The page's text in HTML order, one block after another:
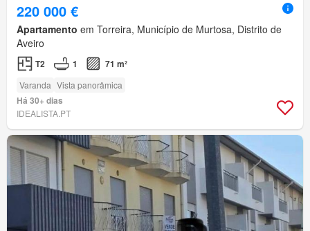
220 000 €
Apartamento em Torreira, Município de Murtosa, Distrito de
Aveiro
T2 1 71 m²
Varanda Vista panorâmica
Há 30+ dias
IDEALISTA.PT